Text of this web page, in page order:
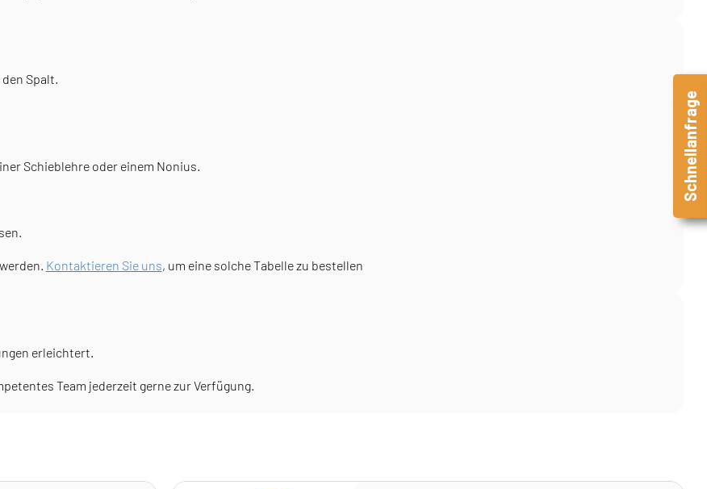
Spalt.
Schieblehre oder einem Nonius.
Kontaktieren Sie uns, um eine solche Tabelle zu bestellen
erleichtert.
Team jederzeit gerne zur Verfügung.
Schnellanfrage